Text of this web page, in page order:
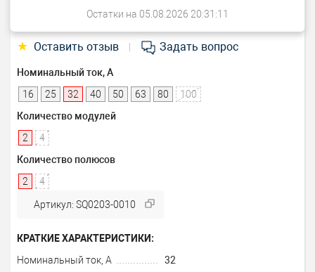
Остатки на 05.08.2026 20:31:11
★ Оставить отзыв Задать вопрос
Номинальный ток, А
16
25 32 40 50 63 80
100
Количество модулей
2
4
Количество полюсов
2
4
Артикул: SQ0203-0010
КРАТКИЕ ХАРАКТЕРИСТИКИ:
Номинальный ток, А
32